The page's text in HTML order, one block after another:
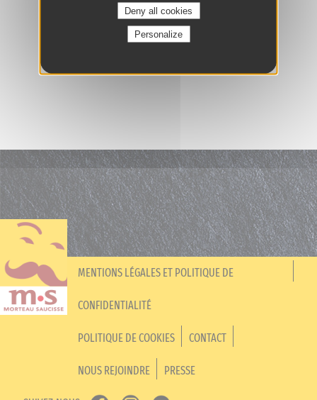
je suis intéressé(e) !
MENTIONS LÉGALES ET POLITIQUE DE
CONFIDENTIALITÉ
POLITIQUE DE COOKIES CONTACT
NOUS REJOINDRE PRESSE
Deny all cookies
Personalize